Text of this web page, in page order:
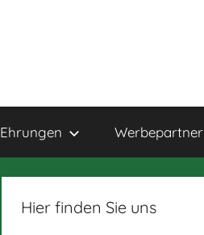
Ehrungen Werbepartner
Hier finden Sie uns